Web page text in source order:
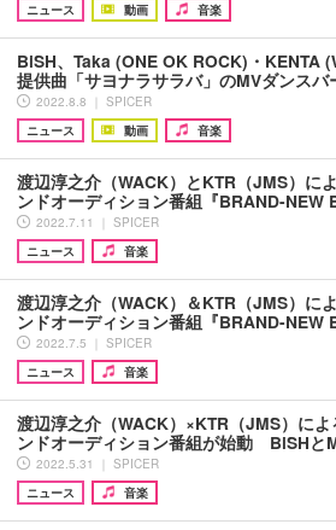
ニュース
動画 音楽
BiSH、Taka (ONE OK ROCK)・KENTA
提供曲「サヨナラサラバ」のMVダンス
2022.8.8 ｜ SPICER
ニュース
動画 音楽
渡辺淳之介（WACK）とKTR（JMS）に
ンドオーディション番組『BRAND-NEW
2022.7.11 ｜ SPICER
ニュース
音楽
渡辺淳之介（WACK）＆KTR（JMS）に
ンドオーディション番組『BRAND-NEW
2022.7.5 ｜ SPICER
ニュース
音楽
渡辺淳之介（WACK）×KTR（JMS）に
ンドオーディション番組が始動 BiSHと
2022.5.31 ｜ SPICER
ニュース
音楽